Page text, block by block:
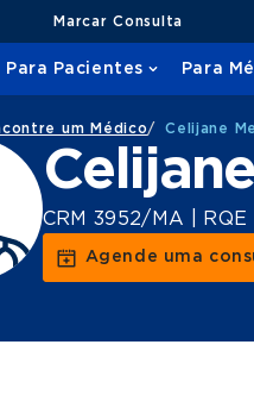
Marcar Consulta
Para Pacientes Para
um Médico/ Celijane
CRM 3952/MA |
Agende uma